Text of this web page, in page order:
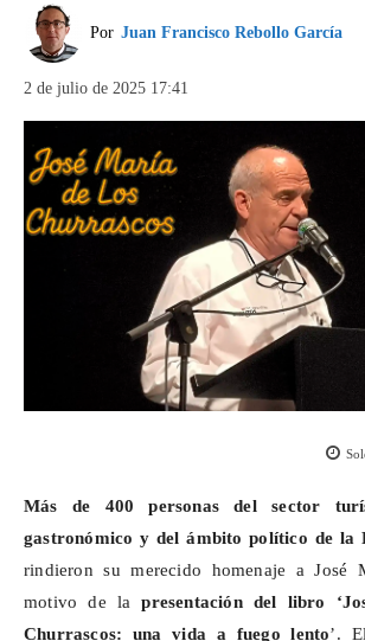
Por Juan Francisco Rebollo García
2 de julio de 2025 17:41
Más de 400 personas del
sector
gastronómico y del ámbito político de la
rindieron su merecido homenaje a José
motivo de lapresentación del libro
Churrascos: una vida a fuego lento’.